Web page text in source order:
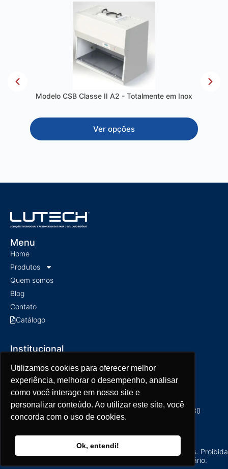
Utilizamos cookies para oferecer melhor
experiência, melhorar o desempenho, analisar
como você interage em nosso site e
personalizar conteúdo. Ao utilizar este site, você
concorda com o uso de cookies.
Ok, entendi!
Utilizamos cookies para oferecer melhor
experiência, melhorar o desempenho, analisar
como você interage em nosso site e
personalizar conteúdo. Ao utilizar este site, você
concorda com o uso de cookies.
Ok, entendi!
Modelo CSB Classe II A2 - Totalmente em Inox
Ver opções
Menu
Home
Produtos
Quem somos
Blog
Contato
Catálogo
Institucional
Política de Entrega
Atendimento ao Cliente
Seg a Qui das 7h30 às 17h30 | Sexta das 7h30 às 16h30
(17) 3203-2390
Copyright © 2024 - Lutech - Todos os Direitos Reservados. Proibida
reprodução total ou parcial desse conteúdo proprietário.